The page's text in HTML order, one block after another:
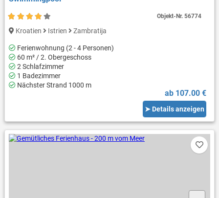
Kroatien Istrien Zambratija
Ferienwohnung (2 - 4 Personen)
60 m² / 2. Obergeschoss
2 Schlafzimmer
1 Badezimmer
Nächster Strand 1000 m
ab 107.00 €
➤ Details anzeigen
Objekt-Nr.56774